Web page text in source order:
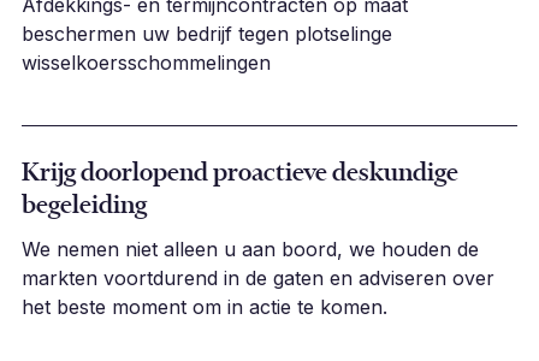
Afdekkings- en termijncontracten op maat
beschermen uw bedrijf tegen plotselinge
wisselkoersschommelingen
Krijg doorlopend proactieve deskundige
begeleiding
We nemen niet alleen u aan boord, we houden de
markten voortdurend in de gaten en adviseren over
het beste moment om in actie te komen.